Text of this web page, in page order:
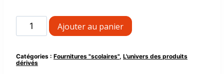
quantité
Set
3
crayons
Ajouter au panier
Catégories : Fournitures "scolaires", L'univers des produits
dérivés